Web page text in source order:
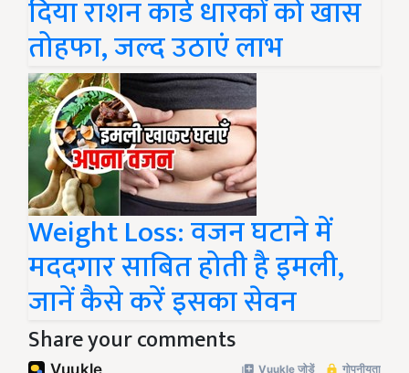
दिया राशन कार्ड धारकों को खास
तोहफा, जल्द उठाएं लाभ
Weight Loss: वजन घटाने में
मददगार साबित होती है इमली,
जानें कैसे करें इसका सेवन
Share your comments